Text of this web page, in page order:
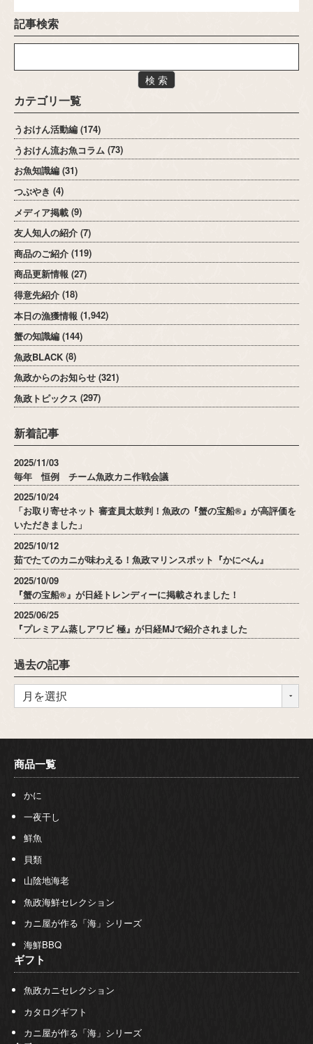
記事検索
検 索
カテゴリ一覧
うおけん活動編 (174)
うおけん流お魚コラム (73)
お魚知識編 (31)
つぶやき (4)
メディア掲載 (9)
友人知人の紹介 (7)
商品のご紹介 (119)
商品更新情報 (27)
得意先紹介 (18)
本日の漁獲情報 (1,942)
蟹の知識編 (144)
魚政BLACK (8)
魚政からのお知らせ (321)
魚政トピックス (297)
新着記事
2025/11/03
毎年 恒例 チーム魚政カニ作戦会議
2025/10/24
「お取り寄せネット 審査員太鼓判！魚政の『蟹の宝船®』が高評価を
いただきました」
2025/10/12
茹でたてのカニが味わえる！魚政マリンスポット『かにべん』
2025/10/09
『蟹の宝船®』が日経トレンディーに掲載されました！
2025/06/25
『プレミアム蒸しアワビ 極』が日経MJで紹介されました
過去の記事
商品一覧
かに
一夜干し
鮮魚
貝類
山陰地海老
魚政海鮮セレクション
カニ屋が作る「海」シリーズ
海鮮BBQ
ギフト
魚政カニセレクション
カタログギフト
カニ屋が作る「海」シリーズ